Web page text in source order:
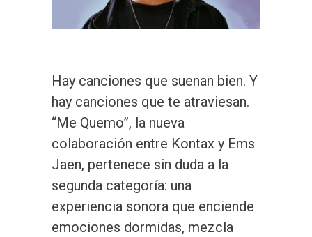
Hay canciones que suenan bien. Y
hay canciones que te atraviesan.
“Me Quemo”, la nueva
colaboración entre Kontax y Ems
Jaen, pertenece sin duda a la
segunda categoría: una
experiencia sonora que enciende
emociones dormidas, mezcla